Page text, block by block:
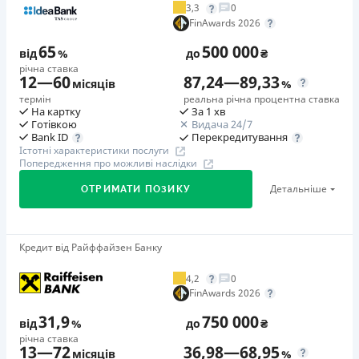
Додаткова комісія за дострокове погашення
у будь-який момент можна повністю погасити позику без
додаткових плат
Страховка
відсутня
Штрафи
Неустойка за невиконання та/або неналежне виконання
споживачем грошових зобов’язань: штраф у розмірі 75%
від суми невиконаного та/або неналежного виконання
зобов’язання на 2-й день кожного факту такого
невиконання та/або неналежного виконання.
Детальніше читайте на сайті МФО.
Необхідні документи
Паспорт,ІПН
Вік
18 - 65 років
Переваги
3,3
0
FinAwards 2026
від65%
річна ставка
до500 000₴
12—60місяців
термін
87,24—89,33%
реальна річна процентна ставка
На картку
Готівкою
Bank ID
За 1 хв
Видача 24/7
Перекредитування
Істотні характеристики послуги
Попередження про можливі наслідки
ОТРИМАТИ ПОЗИКУ Детальніше
🥇Переможець FinAwards 2026
Переможець FinAwards 2026 «Найкращий кредит
готівкою»
вiд 65%/рік до 500 000 ₴
Додаткова комісія за дострокове погашення
Кредит від Райффайзен Банку
4,2
0
FinAwards 2026
від31,9%
річна ставка
до750 000₴
13—72місяців 36,98—68,95%